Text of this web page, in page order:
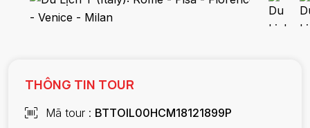
THÔNG TIN TOUR
Mã tour
BTTOIL00HCM18121899P